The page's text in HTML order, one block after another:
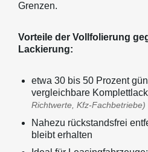
Grenzen.
Vorteile der Vollfolierung
Lackierung:
etwa 30 bis 50 Prozent
vergleichbare
Richtwerte, Kfz-Fachbetriebe)
Nahezu rückstandsfrei
bleibt erhalten